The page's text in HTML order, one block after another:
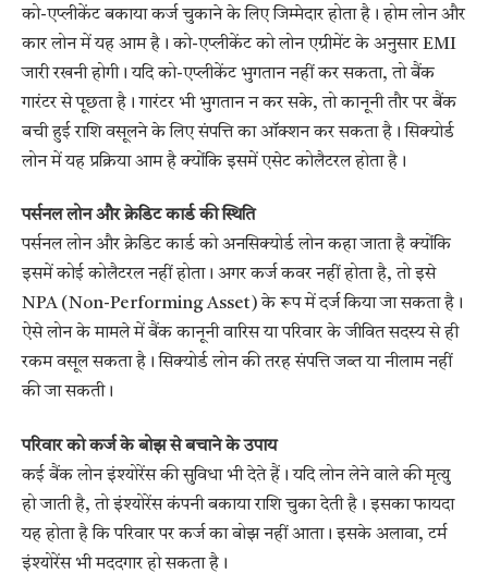
को-एप्लीकेंट बकाया कर्ज चुकाने के लिए जिम्मेदार होता है। होम लोन और
कार लोन में यह आम है। को-एप्लीकेंट को लोन एग्रीमेंट के अनुसार EMI
जारी रखनी होगी। यदि को-एप्लीकेंट भुगतान नहीं कर सकता, तो बैंक
गारंटर से पूछता है। गारंटर भी भुगतान न कर सके, तो कानूनी तौर पर बैंक
बची हुई राशि वसूलने के लिए संपत्ति का ऑक्शन कर सकता है। सिक्योर्ड
लोन में यह प्रक्रिया आम है क्योंकि इसमें एसेट कोलैटरल होता है।
पर्सनल लोन और क्रेडिट कार्ड की स्थिति
पर्सनल लोन और क्रेडिट कार्ड को अनसिक्योर्ड लोन कहा जाता है क्योंकि
इसमें कोई कोलैटरल नहीं होता। अगर कर्ज कवर नहीं होता है, तो इसे
NPA (Non-Performing Asset) के रूप में दर्ज किया जा सकता है।
ऐसे लोन के मामले में बैंक कानूनी वारिस या परिवार के जीवित सदस्य से ही
रकम वसूल सकता है। सिक्योर्ड लोन की तरह संपत्ति जब्त या नीलाम नहीं
की जा सकती।
परिवार को कर्ज के बोझ से बचाने के उपाय
कई बैंक लोन इंश्योरेंस की सुविधा भी देते हैं। यदि लोन लेने वाले की मृत्यु
हो जाती है, तो इंश्योरेंस कंपनी बकाया राशि चुका देती है। इसका फायदा
यह होता है कि परिवार पर कर्ज का बोझ नहीं आता। इसके अलावा, टर्म
इंश्योरेंस भी मददगार हो सकता है।